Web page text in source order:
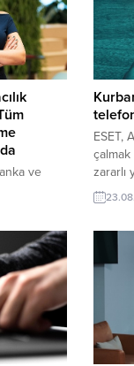
ve
bir ilke
ESET,
zararlı